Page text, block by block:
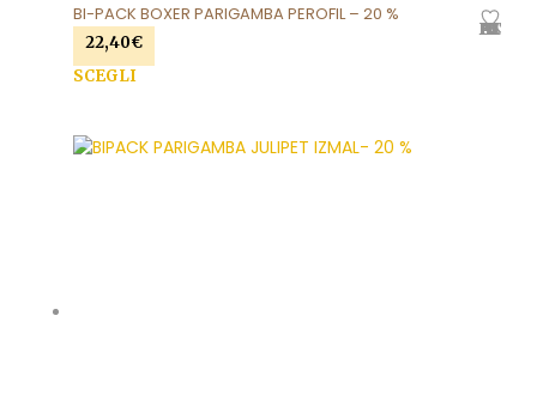
AGGIUNGI ALLA LISTA DEI DESIDERI
BI-PACK BOXER PARIGAMBA PEROFIL – 20 %
22,40€
SCEGLI
possono essere scelte nella pagina del prodotto